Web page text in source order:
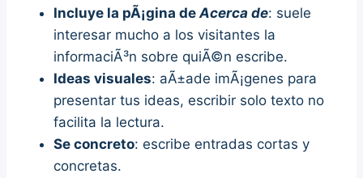
Incluye la pÃ¡gina de Acerca de: suele
interesar mucho a los visitantes la
informaciÃ³n sobre quiÃ©n escribe.
Ideas visuales: aÃ±ade imÃ¡genes para
presentar tus ideas, escribir solo texto no
facilita la lectura.
Se concreto: escribe entradas cortas y
concretas.